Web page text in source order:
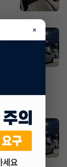
지가능
×